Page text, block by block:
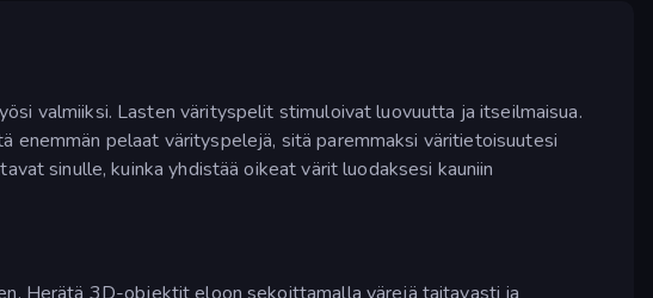
valmiiksi. Lasten värityspelit stimuloivat luovuutta ja itseilmaisua.
enemmän pelaat värityspelejä, sitä paremmaksi väritietoisuutesi
sinulle, kuinka yhdistää oikeat värit luodaksesi kauniin